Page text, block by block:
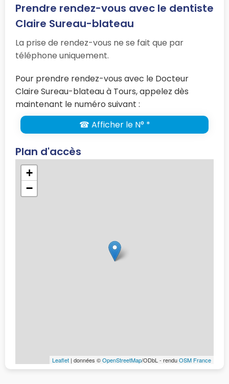
Prendre rendez-vous avec le dentiste
Claire Sureau-blateau
La prise de rendez-vous ne se fait que par
téléphone uniquement.
Pour prendre rendez-vous avec le Docteur
Claire Sureau-blateau à Tours, appelez dès
maintenant le numéro suivant :
☎ Afficher le N° *
Plan d'accès
+
−
Leaflet | données ©OpenStreetMap/ODbL - renduOSM France